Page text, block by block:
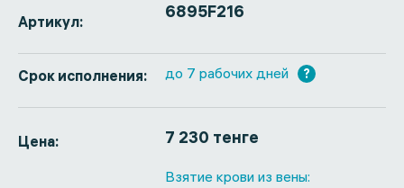
Артикул: 6895F216
Срок исполнения: до 7 рабочих дней ?
Цена: 7 230 тенге
Взятие крови из вены: